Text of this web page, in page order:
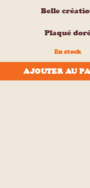
Belle
Plaqué
En stock
AJOUTER AU